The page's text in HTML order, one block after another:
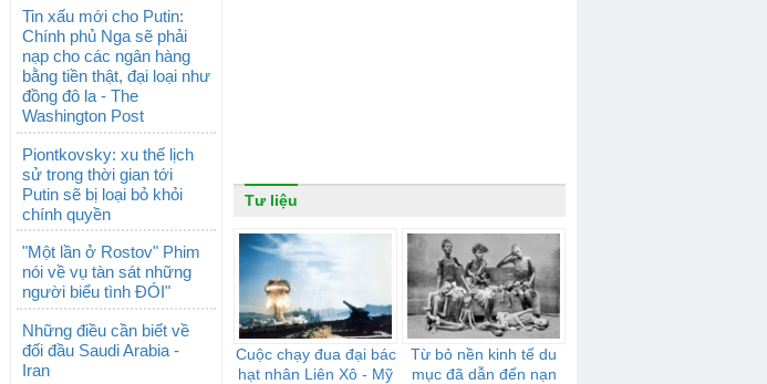
Tin xấu mới cho Putin:
Chính phủ Nga sẽ phải
nạp cho các ngân hàng
bằng tiền thật, đại loại như
đồng đô la - The
Washington Post
Piontkovsky: xu thế lịch
sử trong thời gian tới
Putin sẽ bị loại bỏ khỏi
chính quyền
"Một lần ở Rostov" Phim
nói về vụ tàn sát những
người biểu tình ĐÓI"
Những điều cần biết về
đối đầu Saudi Arabia -
Iran
Tư liệu
Cuộc chạy đua đại bác
hạt nhân Liên Xô - Mỹ
Từ bỏ nền kinh tế du
mục đã dẫn đến nạn